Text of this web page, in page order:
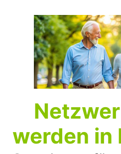
wer­den in